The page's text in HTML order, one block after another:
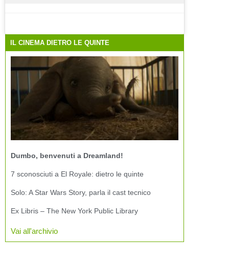
IL CINEMA DIETRO LE QUINTE
Dumbo, benvenuti a Dreamland!
7 sconosciuti a El Royale: dietro le quinte
Solo: A Star Wars Story, parla il cast tecnico
Ex Libris – The New York Public Library
Vai all'archivio